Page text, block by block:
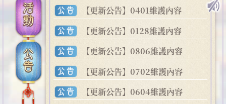
【更新公告】0401維護內容
【更新公告】0128維護內容
【更新公告】0806維護內容
【更新公告】0702維護內容
【更新公告】0604維護內容